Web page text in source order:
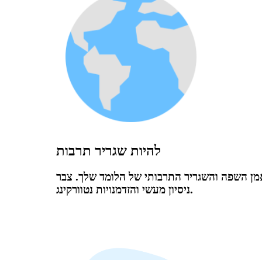
להיות שגריר תרבות
השפה והשגריר התרבותי של הלומד שלך. צבר
ניסיון מעשי והזדמנויות נטוורקינג.